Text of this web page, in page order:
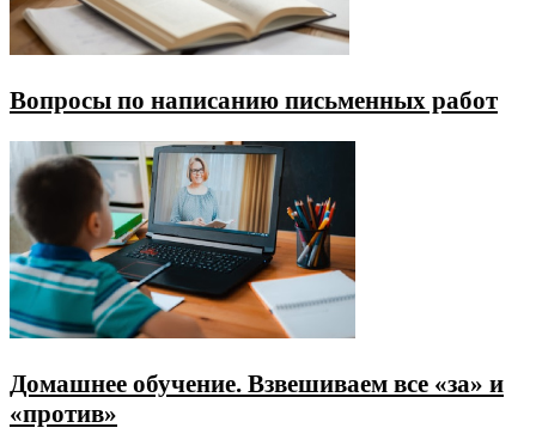
Вопросы по написанию письменных работ
Домашнее обучение. Взвешиваем все «за» и
«против»